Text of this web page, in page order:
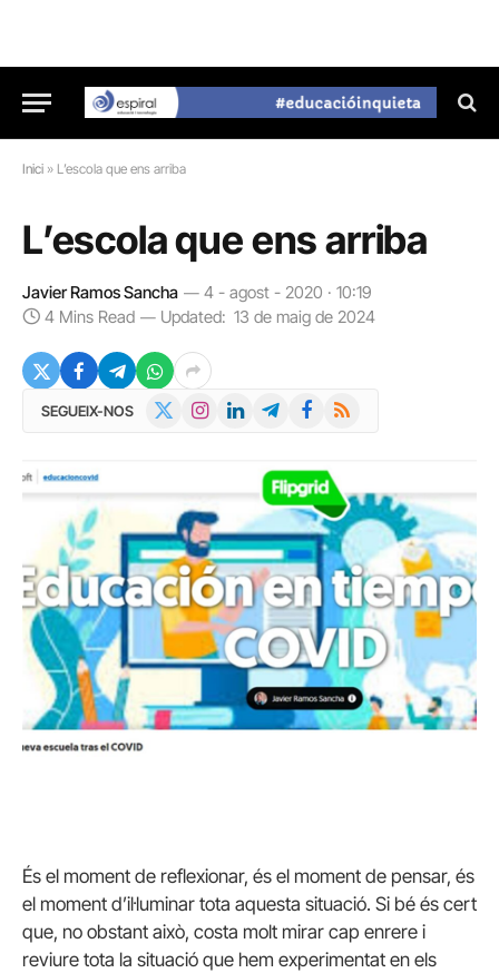
Inici » L’escola que ens arriba
L’escola que ens arriba
Javier Ramos Sancha
4 - agost - 2020 · 10:19
4 Mins Read
Updated: 13 de maig de 2024
SEGUEIX-NOS InstagramLinkedInTelegramFacebook
RSS
És el moment de reflexionar, és el moment de pensar, és
el moment d’il·luminar tota aquesta situació. Si bé és cert
que, no obstant això, costa molt mirar cap enrere i
reviure tota la situació que hem experimentat en els